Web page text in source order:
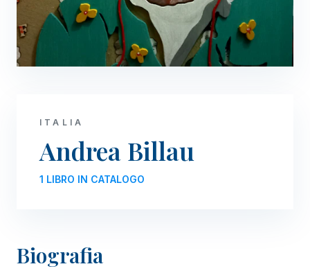
ITALIA
Andrea Billau
1 LIBRO IN CATALOGO
Biografia